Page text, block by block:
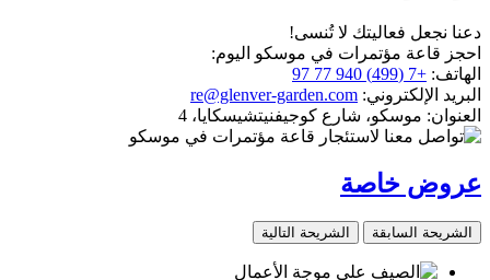
دعنا نجعل فعاليتك لا تُنسى!
احجز قاعة مؤتمرات في موسكو اليوم:
الهاتف: +7 (499) 940 77 97
البريد الإلكتروني: re@glenver-garden.com
العنوان: موسكو، شارع كوجيفنيتشيسكايا، 4
عروض خاصة
الشريحة السابقة الشريحة التالية